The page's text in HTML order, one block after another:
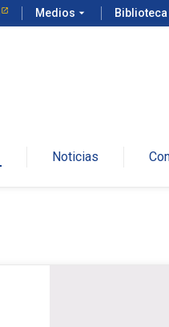
Medios arrow_drop_down Biblioteca
Noticias